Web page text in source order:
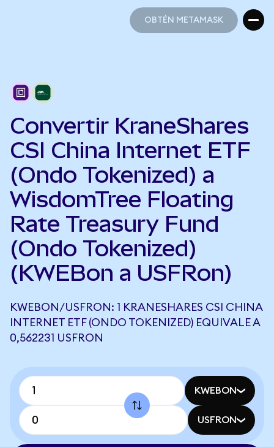
OBTÉN METAMASK
Convertir KraneShares
CSI China Internet ETF
(Ondo Tokenized) a
WisdomTree Floating
Rate Treasury Fund
(Ondo Tokenized)
(KWEBon a USFRon)
KWEBON/USFRON: 1 KRANESHARES CSI CHINA
INTERNET ETF (ONDO TOKENIZED) EQUIVALE A
0,562231 USFRON
KWEBON
USFRON